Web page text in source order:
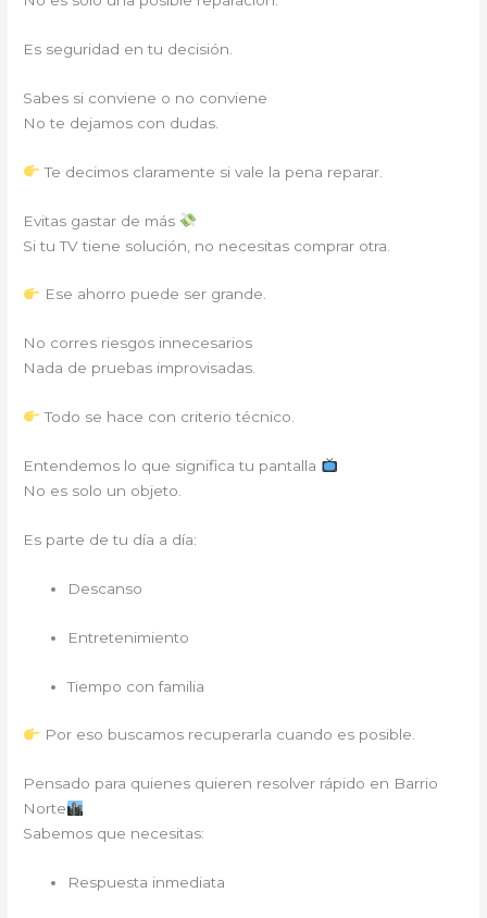
Es seguridad en tu decisión.
Sabes si conviene o no conviene
No te dejamos con dudas.
Te decimos claramente si vale la pena reparar.
Evitas gastar de más
Si tu TV tiene solución, no necesitas comprar otra.
Ese ahorro puede ser grande.
No corres riesgos innecesarios
Nada de pruebas improvisadas.
Todo se hace con criterio técnico.
Entendemos lo que significa tu pantalla
No es solo un objeto.
Es parte de tu día a día:
Descanso
Entretenimiento
Tiempo con familia
Por eso buscamos recuperarla cuando es posible.
Pensado para quienes quieren resolver rápido en Barrio
Norte
Sabemos que necesitas:
Respuesta inmediata